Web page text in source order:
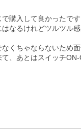
購入して良かったです
なるけれどツルツル
くちゃならないため
、あとはスイッチ